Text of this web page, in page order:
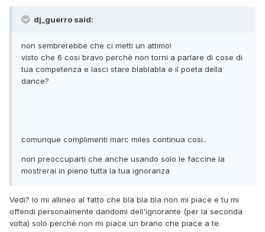
dj_guerro said:
non sembrerebbe che ci metti un attimo!
visto che 6 cosi bravo perchè non torni a parlare di cose di
tua competenza e lasci stare blablabla e il poeta della
dance?
comunque complimenti marc miles continua cosi..
non preoccuparti che anche usando solo le faccine la
mostrerai in pieno tutta la tua ignoranza
Vedi? Io mi allineo al fatto che bla bla bla non mi piace e tu mi
offendi personalmente dandomi dell'ignorante (per la seconda
volta) solo perchè non mi piace un brano che piace a te.